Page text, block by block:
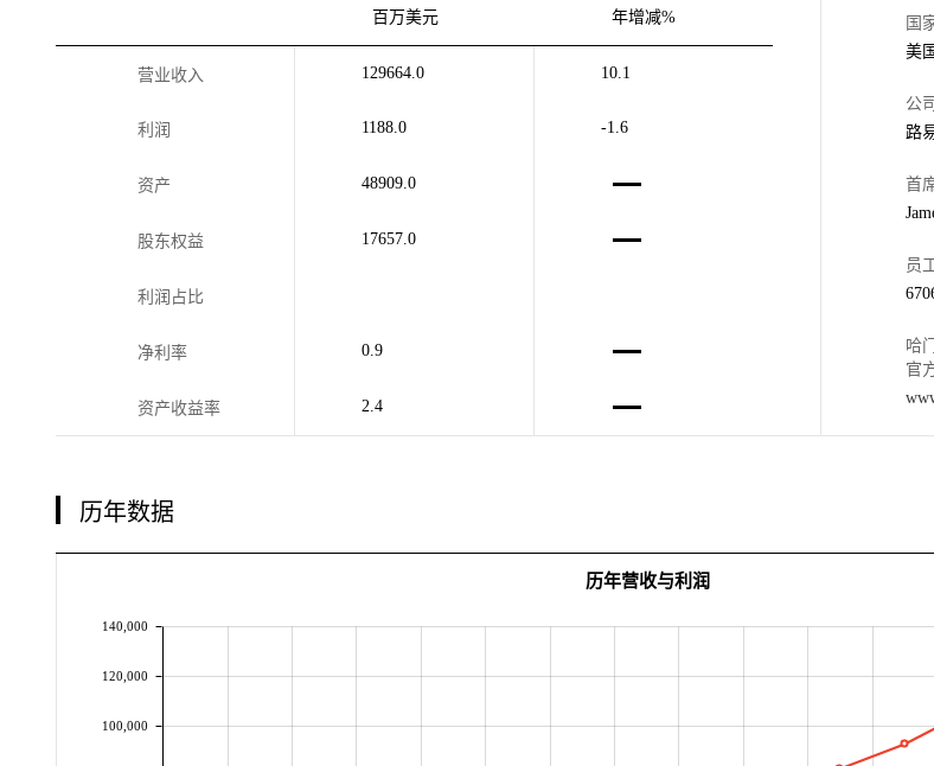
百万美元 年增减%
营业收入 129664.0 10.1
利润 1188.0 -1.6
资产 48909.0
股东权益 17657.0
利润占比
净利率 0.9
资产收益率 2.4
国
美
公
路
首
员
哈
官
历年数据
100,000
120,000
140,000
历年营收与利润